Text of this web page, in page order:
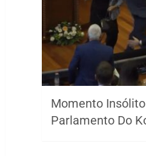
Momento
Parlamento Do